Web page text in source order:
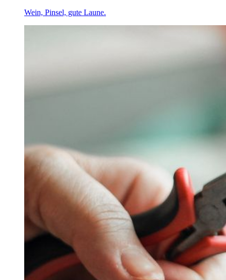
Wein, Pinsel, gute Laune.